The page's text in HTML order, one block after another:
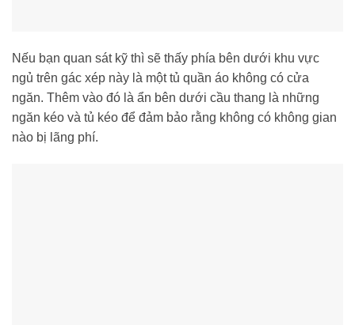
Nếu bạn quan sát kỹ thì sẽ thấy phía bên dưới khu vực
ngủ trên gác xép này là một tủ quần áo không có cửa
ngăn. Thêm vào đó là ẩn bên dưới cầu thang là những
ngăn kéo và tủ kéo để đảm bảo rằng không có không gian
nào bị lãng phí.